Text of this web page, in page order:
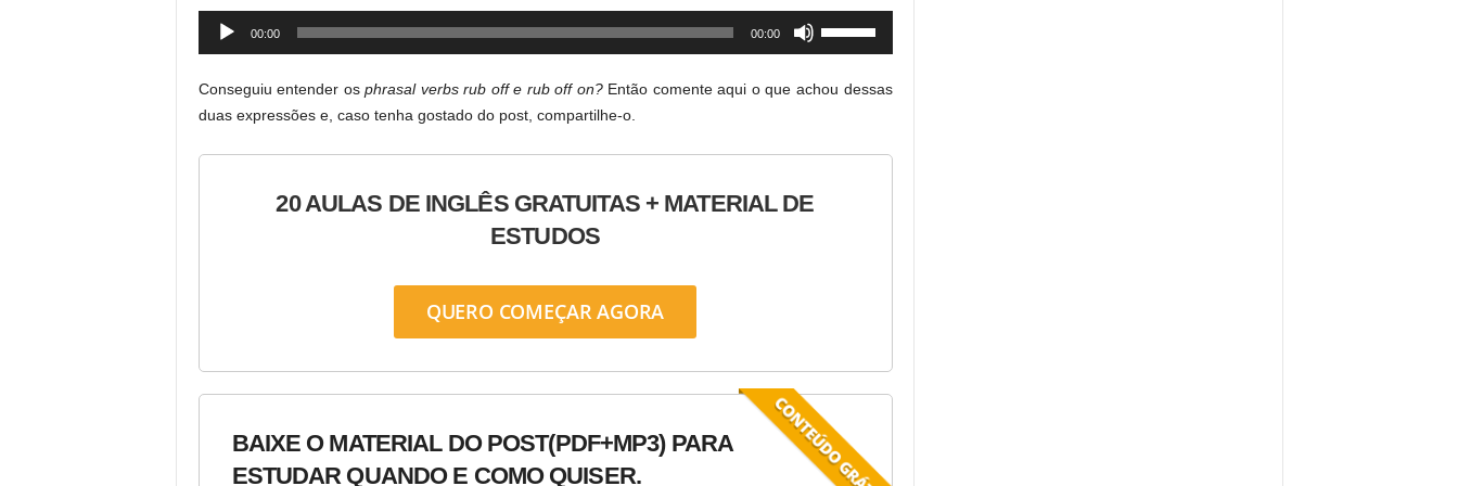
increase
or
volume.
Audio
00:00 00:00
increase
Conseguiu entender osphrasal verbs rub off e rub off on?Então comente aqui o que achou dessas
duas expressões e, caso tenha gostado do post, compartilhe-o.
20 AULAS DE INGLÊS GRATUITAS + MATERIAL DE
ESTUDOS
QUERO COMEÇAR AGORA
BAIXE O MATERIAL DO POST(PDF+MP3) PARA
ESTUDAR QUANDO E COMO QUISER.